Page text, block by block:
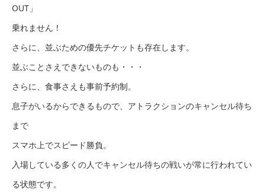
OUT」
乗れません！
さらに、並ぶための優先チケットも存在します。
並ぶことさえできないものも・・・
さらに、食事さえも事前予約制。
息子がいるからできるもので、アトラクションのキャンセル待ち
まで
スマホ上でスピード勝負。
入場している多くの人でキャンセル待ちの戦いが常に行われてい
る状態です。